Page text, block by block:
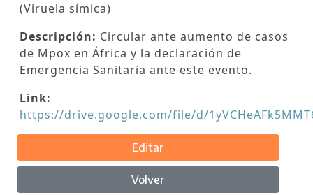
(Viruela símica)
Descripción: Circular ante aumento de casos
de Mpox en África y la declaración de
Emergencia Sanitaria ante este evento.
Link:
https://drive.google.com/file/d/
Editar
Volver